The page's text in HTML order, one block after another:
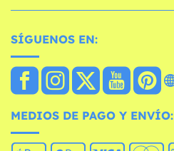
SÍGUENOS EN:
MEDIOS DE PAGO Y ENVÍO: